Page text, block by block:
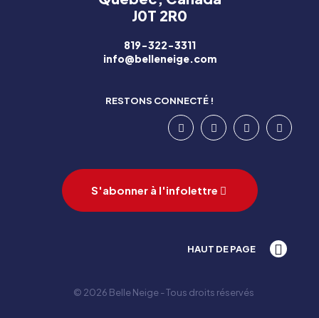
J0T 2R0
819-322-3311
info@belleneige.com
RESTONS CONNECTÉ !
S'abonner à l'infolettre
HAUT DE PAGE
© 2026 Belle Neige - Tous droits réservés